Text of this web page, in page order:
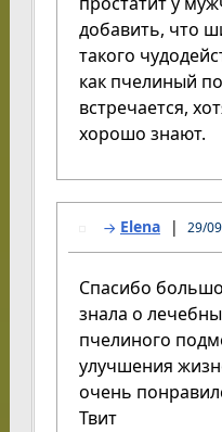
добавить, что
такого
как пчелиный
встречается,
хорошо знают.
Elena 29/
Спасибо
знала о
пчелиного
улучшения
очень
Твит